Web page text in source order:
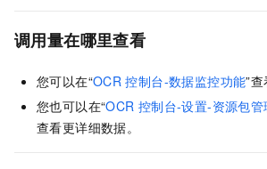
调用量在哪里查看
您可以在“OCR 控制台-数据监控功能”查
您也可以在“OCR 控制台-设置-资源包管
查看更详细数据。